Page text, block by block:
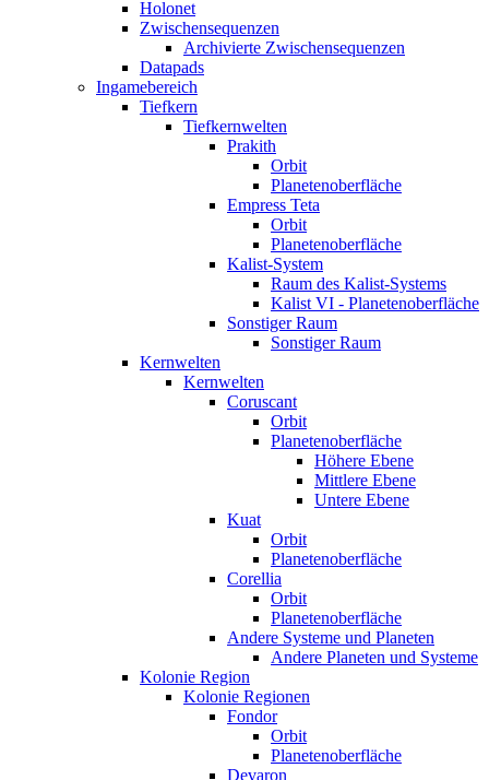
Holonet
Zwischensequenzen
Archivierte Zwischensequenzen
Datapads
Ingamebereich
Tiefkern
Tiefkernwelten
Prakith
Orbit
Planetenoberfläche
Empress Teta
Orbit
Planetenoberfläche
Kalist-System
Raum des Kalist-Systems
Kalist VI - Planetenoberfläche
Sonstiger Raum
Sonstiger Raum
Kernwelten
Kernwelten
Coruscant
Orbit
Planetenoberfläche
Höhere Ebene
Mittlere Ebene
Untere Ebene
Kuat
Orbit
Planetenoberfläche
Corellia
Orbit
Planetenoberfläche
Andere Systeme und Planeten
Andere Planeten und Systeme
Kolonie Region
Kolonie Regionen
Fondor
Orbit
Planetenoberfläche
Devaron